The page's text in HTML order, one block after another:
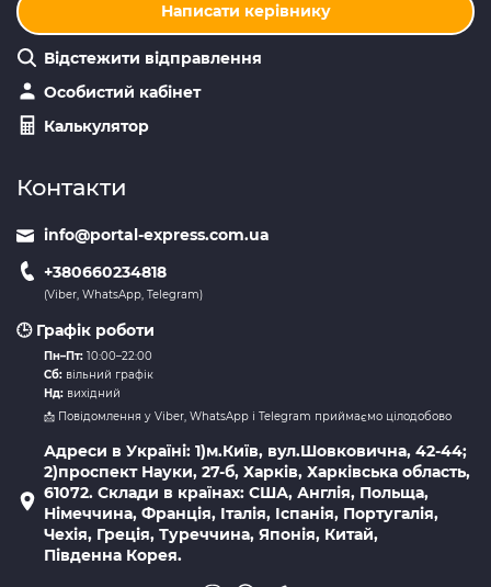
Написати керівнику
Відстежити відправлення
Особистий кабінет
Калькулятор
Контакти
info@portal-express.com.ua
+380660234818
(Viber, WhatsApp, Telegram)
🕒 Графік роботи
Пн–Пт: 10:00–22:00
Сб: вільний графік
Нд: вихідний
📩 Повідомлення у Viber, WhatsApp і Telegram приймаємо цілодобово
Адреси в Україні: 1)м.Київ, вул.Шовковична, 42-44;
2)проспект Науки, 27-б, Харків, Харківська область,
61072. Склади в країнах: США, Англія, Польща,
Німеччина, Франція, Італія, Іспанія, Португалія,
Чехія, Греція, Туреччина, Японія, Китай,
Південна Корея.